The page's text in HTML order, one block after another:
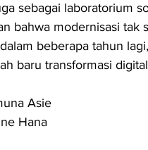
sebagai laboratorium
bahwa modernisasi tak
beberapa tahun
baru transformasi
Asie
Hana